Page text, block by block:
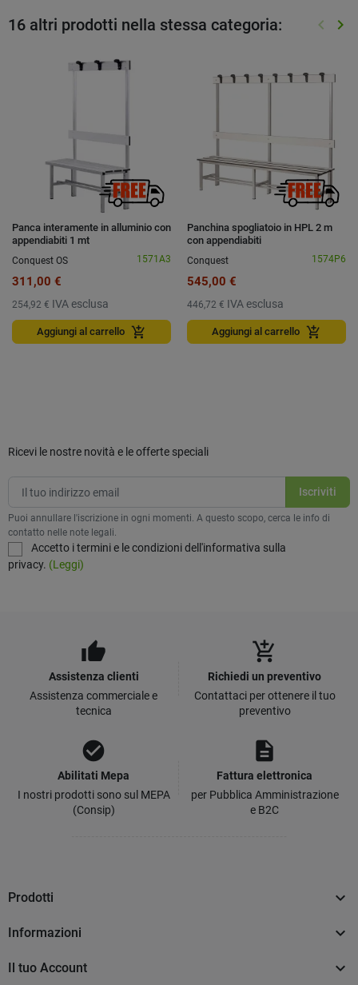
16 altri prodotti nella stessa categoria: keyboard_arrow_left keyboard_arrow_right
Panca interamente in alluminio con
appendiabiti 1 mt
Conquest OS
1571A3
311,00 €
254,92 € IVA esclusa
Aggiungi al carrello add_shopping_cart
Panchina spogliatoio in HPL 2 m
con appendiabiti
Conquest
1574P6
545,00 €
446,72 € IVA esclusa
Aggiungi al carrello add_shopping_cart
Ricevi le nostre novità e le offerte speciali
Puoi annullare l'iscrizione in ogni momenti. A questo scopo, cerca le info di
contatto nelle note legali.
Accetto i termini e le condizioni dell'informativa sulla
privacy. (Leggi)
thumb_up
Assistenza clienti
Assistenza commerciale e
tecnica
add_shopping_cart
Richiedi un preventivo
Contattaci per ottenere il tuo
preventivo
check_circle
Abilitati Mepa
I nostri prodotti sono sul MEPA
(Consip)
description
Fattura elettronica
per Pubblica Amministrazione
e B2C
Prodotti 
Informazioni 
Il tuo Account 